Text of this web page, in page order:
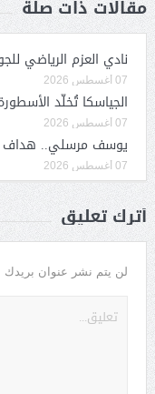
مقالات ذات صلة
نادي العزم الرياضي
07 أغسطس 2026
الجياسكا تُخلّد
07 أغسطس 2026
يوسف مرسلي.. هداف
07 أغسطس 2026
أترك تعليق
لن يتم نشر عنوان بريدك